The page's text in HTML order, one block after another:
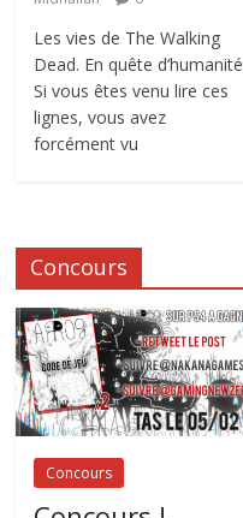
Les vies de The Walking
Dead. En quête d’humanité
Si vous êtes venu lire ces
lignes, vous avez
forcément vu
Concours
Concours